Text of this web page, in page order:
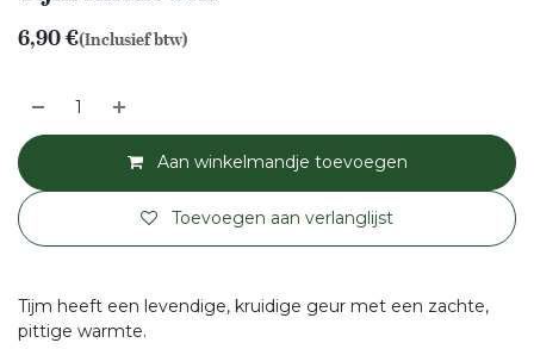
6,90€(Inclusief btw)
Aan winkelmandje toevoegen
Toevoegen aan verlanglijst
Tijm heeft een levendige, kruidige geur met een zachte,
pittige warmte.